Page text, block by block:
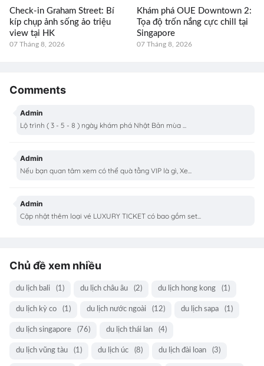
Check-in Graham Street: Bí
kíp chụp ảnh sống ảo triệu
view tại HK
07 Tháng 8, 2026
Khám phá OUE Downtown 2:
Tọa độ trốn nắng cực chill tại
Singapore
07 Tháng 8, 2026
Comments
Admin
Lộ trình ( 3 - 5 - 8 ) ngày khám phá Nhật Bản mùa ...
Admin
Nếu bạn quan tâm xem có thể quà tằng VIP là gì, Xe...
Admin
Cập nhật thêm loại vé LUXURY TICKET có bao gồm set...
Chủ đề xem nhiều
du lịch bali (1) du lịch châu âu (2) du lịch hong kong (1)
du lịch kỳ co (1) du lịch nước ngoài (12) du lịch sapa (1)
du lịch singapore (76) du lịch thái lan (4)
du lịch vũng tàu (1) du lịch úc (8) du lịch đài loan (3)